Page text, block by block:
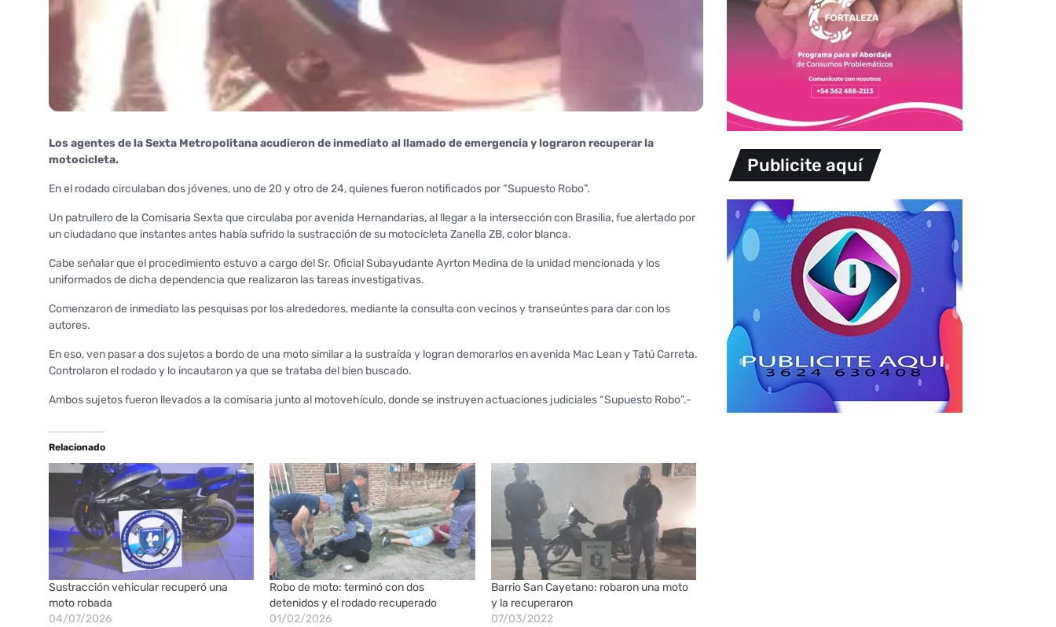
Los agentes de la Sexta Metropolitana acudieron de inmediato al llamado de emergencia y lograron recuperar la
motocicleta.
En el rodado circulaban dos jóvenes, uno de 20 y otro de 24, quienes fueron notificados por “Supuesto Robo”.
Un patrullero de la Comisaria Sexta que circulaba por avenida Hernandarias, al llegar a la intersección con Brasilia, fue alertado por
un ciudadano que instantes antes había sufrido la sustracción de su motocicleta Zanella ZB, color blanca.
Cabe señalar que el procedimiento estuvo a cargo del Sr. Oficial Subayudante Ayrton Medina de la unidad mencionada y los
uniformados de dicha dependencia que realizaron las tareas investigativas.
Comenzaron de inmediato las pesquisas por los alrededores, mediante la consulta con vecinos y transeúntes para dar con los
autores.
En eso, ven pasar a dos sujetos a bordo de una moto similar a la sustraída y logran demorarlos en avenida Mac Lean y Tatú Carreta.
Controlaron el rodado y lo incautaron ya que se trataba del bien buscado.
Ambos sujetos fueron llevados a la comisaria junto al motovehículo, donde se instruyen actuaciones judiciales “Supuesto Robo”.-
Relacionado
Sustracción vehicular recuperó una
moto robada
04/07/2026
Robo de moto: terminó con dos
detenidos y el rodado recuperado
01/02/2026
Barrio San Cayetano: robaron una moto
y la recuperaron
07/03/2022
Publicite aquí